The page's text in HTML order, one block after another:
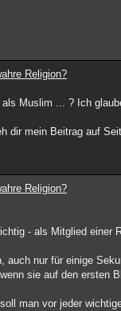
Religion?
als Muslim ... ? Ich
dir mein Beitrag auf
Religion?
- als Mitglied einer
auch nur für einige
sie auf den ersten
man vor jeder